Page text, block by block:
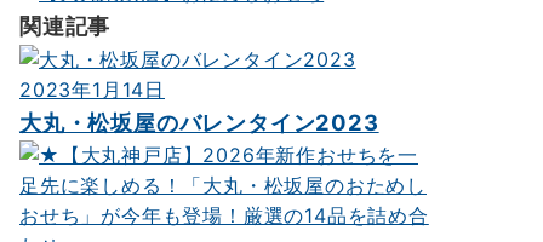
ン
関連記事
2023年1月14日
大丸・松坂屋のバレンタイン2023